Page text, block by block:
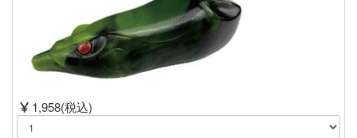
1,958(税込)